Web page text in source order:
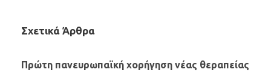
Σχετικά Άρθρα
Πρώτη πανευρωπαϊκή χορήγηση νέας θεραπείας